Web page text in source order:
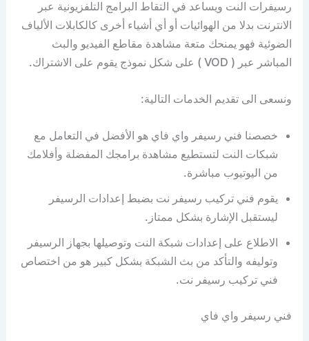
رسيفرات النت ويساعد في التقاط البرامج التلفزيونية عبر
الانترنت بدلا من الهوائيات أو أي أشياء أخرى كالكابلات الألياف
الضوئية فهو يمنحك متعة مشاهدة مقاطع الفيديو والبث
المباشر عبر ( VOD ) على شكل نموذج يقوم على الاشتراك.
ونسعى الى تقديم الخدمات التالية:
خصصنا فني رسيفر واي فاي هو الأفضل في التعامل مع
شبكات النت لتستطيع مشاهدة برامجك المفضلة وأفلامك
من اليوتيوب مباشرة.
يقوم فني تركيب رسيفر نت بضبط إعدادات الرسيفر
ليستقبل الإشارة بشكل ممتاز.
الاطلاع على إعدادات شبكة النت وتوصيلها بجهاز الرسيفر
وتوليفه والتأكد من بث الشبكة بشكل كبير هو من اختصاص
فني تركيب رسيفر نت.
فني رسيفر واي فاي